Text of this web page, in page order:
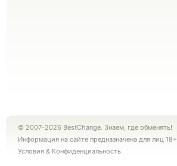
© 2007-2026 BestChange. Знаем, где обменять!
Информация на сайте предназначена для лиц 18+
Условия & Конфиденциальность